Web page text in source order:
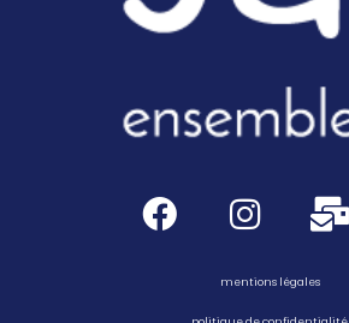
mentions légales